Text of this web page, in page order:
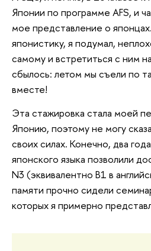
Японии по программе AFS, и
мое представление о
японистику, я подумал,
самому и встретиться с ним
сбылось: летом мы съели по
вместе!
Эта стажировка стала моей
Японию, поэтому не могу
своих силах. Конечно, два
японского языка позволили
N3 (эквивалентно B1 в
памяти прочно сидели
которых я примерно